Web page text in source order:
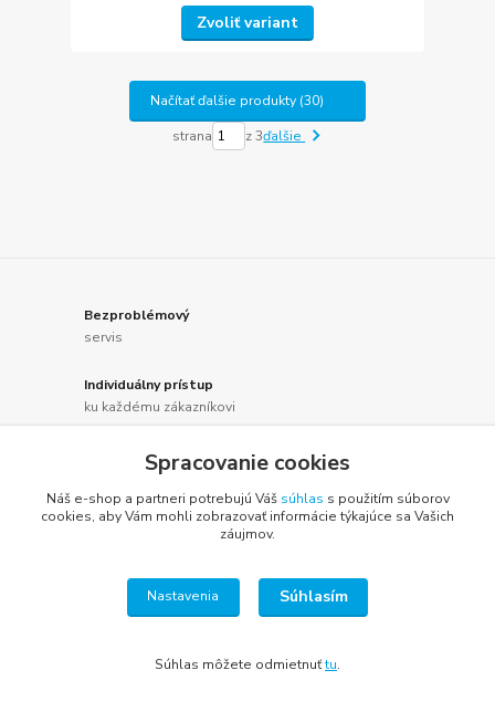
Zvoliť variant
Načítať ďalšie produkty (30)
strana z 3ďalšie
Bezproblémový
servis
Individuálny prístup
ku každému zákazníkovi
Bohaté skúsenosti
v danom odbore
Odborné poradenstvo
Pre zákazníkov
Spracovanie cookies
Náš e-shop a partneri potrebujú Váš súhlas s použitím súborov
cookies, aby Vám mohli zobrazovať informácie týkajúce sa Vašich
záujmov.
Nastavenia Súhlasím
Súhlas môžete odmietnuťtu.